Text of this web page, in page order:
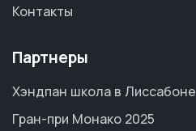
Контакты
Партнеры
Хэндпан школа в Лиссабоне
Гран-при Монако 2025